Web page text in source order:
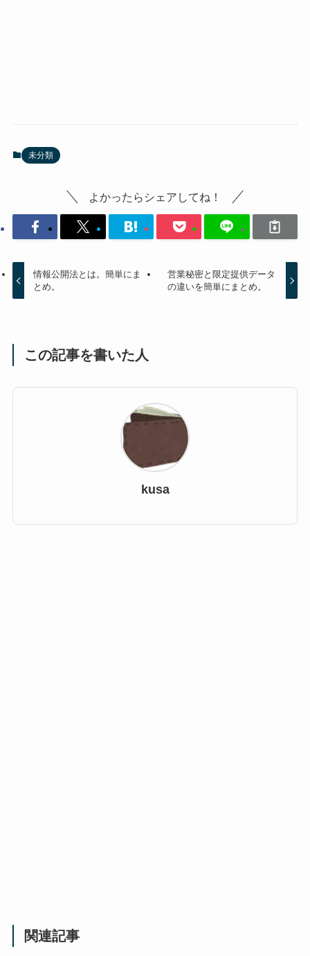
未分類
よかったらシェアしてね！
情報公開法とは。簡単にま
とめ。
営業秘密と限定提供データ
の違いを簡単にまとめ。
この記事を書いた人
kusa
関連記事